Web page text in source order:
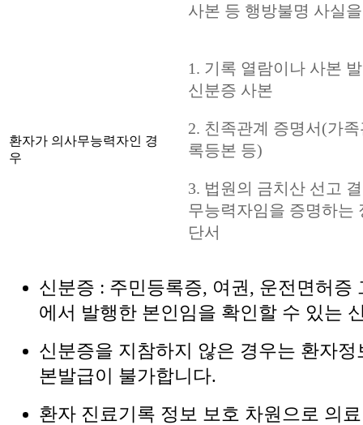
사본 등 행방불명 사실
환자가 의사무능력자인 경
우
1. 기록 열람이나 사본
신분증 사본
2. 친족관계 증명서(가
록등본 등)
3. 법원의 금치산 선고
무능력자임을 증명하는
단서
신분증 : 주민등록증, 여권, 운전면허증
에서 발행한 본인임을 확인할 수 있는
신분증을 지참하지 않은 경우는 환자
본발급이 불가합니다.
환자 진료기록 정보 보호 차원으로 의